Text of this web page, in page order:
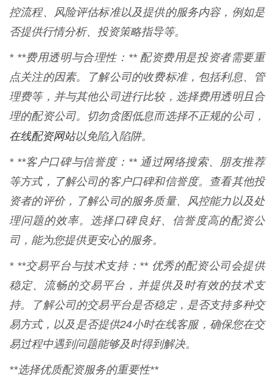
控流程、风险评估标准以及提供的服务内容，例如是
否提供行情分析、投资策略指导等。
* **费用透明与合理性：** 配资费用是投资者需要重
点关注的因素。了解公司的收费标准，包括利息、管
理费等，并与其他公司进行比较，选择费用透明且合
理的配资公司。切勿贪图低息而选择不正规的公司，
在线配资网站以免陷入陷阱。
* **客户口碑与信誉度：** 通过网络搜索、朋友推荐
等方式，了解公司的客户口碑和信誉度。查看其他投
资者的评价，了解公司的服务质量、风控能力以及处
理问题的效率。选择口碑良好、信誉度高的配资公
司，能为您提供更安心的服务。
* **交易平台与技术支持：** 优秀的配资公司会提供
稳定、流畅的交易平台，并提供及时有效的技术支
持。了解公司的交易平台是否稳定，是否支持多种交
易方式，以及是否提供24小时在线客服，确保您在交
易过程中遇到问题能够及时得到解决。
**选择优质配资服务的重要性**